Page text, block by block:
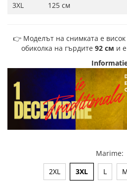
3XL
125 см
👉 Моделът на снимката е висок
обиколка на гърдите 92 см и
Marime:
2XL
3XL L